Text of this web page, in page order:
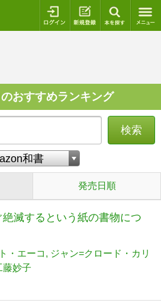
ログイン 新規登録
おすすめランキング
検索
発売日順
絶滅するという紙の書物につ
・エーコ
ジャン=クロード・カリ
藤妙子